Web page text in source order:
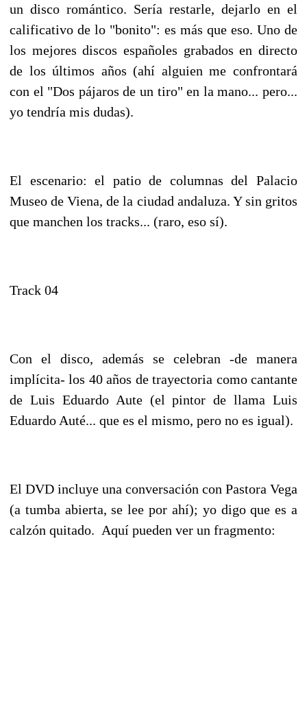
un disco romántico. Sería restarle, dejarlo en el
calificativo de lo "bonito": es más que eso. Uno de
los mejores discos españoles grabados en directo
de los últimos años (ahí alguien me confrontará
con el "Dos pájaros de un tiro" en la mano... pero...
yo tendría mis dudas).
El escenario: el patio de columnas del Palacio
Museo de Viena, de la ciudad andaluza. Y sin gritos
que manchen los tracks... (raro, eso sí).
Track 04
Con el disco, además se celebran -de manera
implícita- los 40 años de trayectoria como cantante
de Luis Eduardo Aute (el pintor de llama Luis
Eduardo Auté... que es el mismo, pero no es igual).
El DVD incluye una conversación con Pastora Vega
(a tumba abierta, se lee por ahí); yo digo que es a
calzón quitado. Aquí pueden ver un fragmento: